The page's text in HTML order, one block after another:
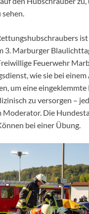
sehen.
3. Marburger
Feuerwehr
wie sie bei
um eine eingeklemmte
zu versorgen –
Moderator. Die
bei einer Übung.